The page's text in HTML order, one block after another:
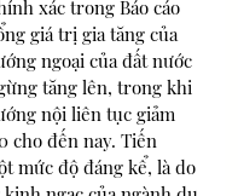
xác trong Báo cáo
giá trị gia tăng của
ngoại của đất nước
tăng lên, trong khi
nội liên tục giảm
cho đến nay. Tiến
mức độ đáng kể, là do